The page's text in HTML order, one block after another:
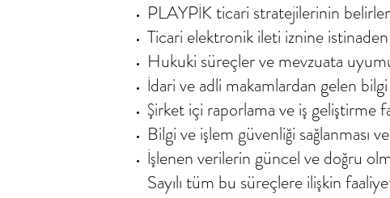
PLAYPİK ticari stratejilerinin
Ticari elektronik ileti iznine
Hukuki süreçler ve mevzuata
İdari ve adli makamlardan gelen
Şirket içi raporlama ve iş geliştirme
Bilgi ve işlem güvenliği sağlanması
İşlenen verilerin güncel ve doğru
Sayılı tüm bu süreçlere ilişkin